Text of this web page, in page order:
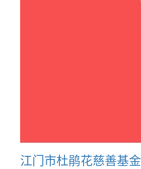
江门市杜鹃花慈善基金